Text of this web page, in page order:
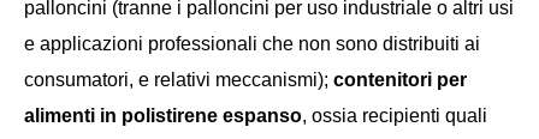
palloncini (tranne i palloncini per uso industriale o altri usi
e applicazioni professionali che non sono distribuiti ai
consumatori, e relativi meccanismi); contenitori per
alimenti in polistirene espanso, ossia recipienti quali